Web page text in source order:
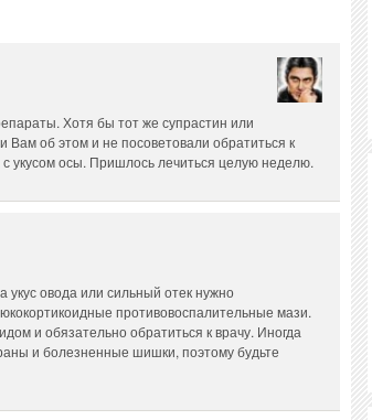
Хотя бы тот же супрастин или
Вам об этом и не посоветовали обратиться к
укусом осы. Пришлось лечиться целую неделю.
укус овода или сильный отек нужно
противовоспалительные мази.
и обязательно обратиться к врачу. Иногда
и болезненные шишки, поэтому будьте